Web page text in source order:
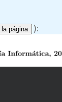
página ):